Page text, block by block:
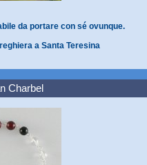
da portare con sé ovunque.
a Santa Teresina
Charbel